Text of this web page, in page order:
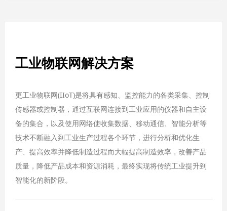
工业物联网解决方案
更工业物联网(IIoT)是将具有感知、监控能力的各类采集、控制
传感器或控制器，通过互联网连接到工业应用的仪器和自主设
备的集合，以及使用网络使收集数据、移动通信、智能分析等
技术不断融入到工业生产过程各个环节，进行分析和优化生
产、提高效率并降低制造过程而大幅提高制造效率，改善产品
质量，降低产品成本和资源消耗，最终实现将传统工业提升到
智能化的新阶段。